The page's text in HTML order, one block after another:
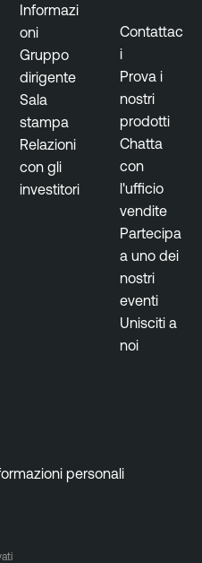
Informazi
oni
Gruppo
dirigente
Sala
stampa
Relazioni
con gli
investitori
Contattac
i
Prova i
nostri
prodotti
Chatta
con
l'ufficio
vendite
Partecipa
a uno dei
nostri
eventi
Unisciti a
noi
personali